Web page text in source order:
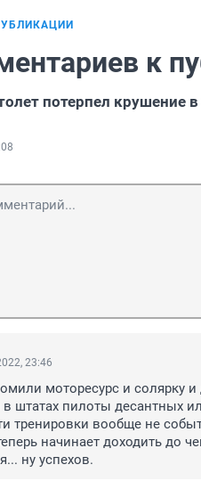
к
потерпел крушение
23:46
моторесурс и солярку
в штатах пилоты десантных
тренировки вообще не
начинает доходить до
ну успехов.